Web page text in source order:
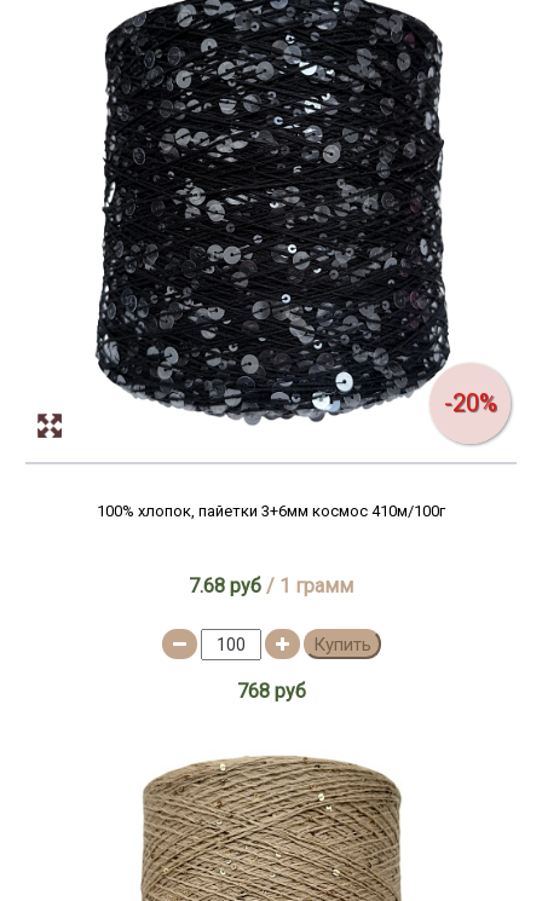
-20%
100% хлопок, пайетки 3+6мм космос 410м/100г
7.68 руб / 1 грамм
Купить
768 руб